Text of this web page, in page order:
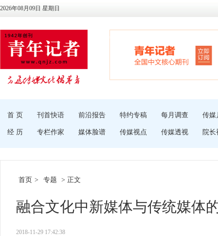
2026年08月09日 星期日
首 页 刊首快语 前沿报告 特约专稿 每月调查 传媒
经 历 专栏作家 媒体脸谱 传媒视点 传媒透视 院长
首页 > 专题 > 正文
融合文化中新媒体与传统媒体
2018-11-29 17:42:38